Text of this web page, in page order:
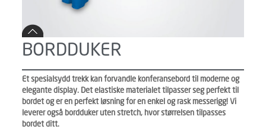
BORDDUKER
Et spesialsydd trekk kan forvandle konferansebord til moderne og
elegante display. Det elastiske materialet tilpasser seg perfekt til
bordet og er en perfekt løsning for en enkel og rask messerigg! Vi
leverer også bordduker uten stretch, hvor størrelsen tilpasses
bordet ditt.